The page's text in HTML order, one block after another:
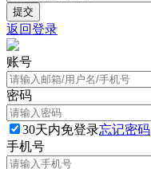
返回登录
账号
密码
30天内免登录忘记密码
手机号